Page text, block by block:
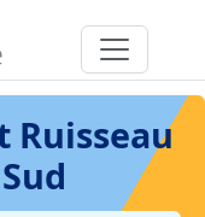
Ruisseau